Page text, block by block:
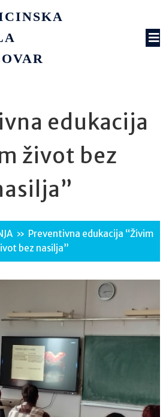
edukacija
život bez
» Preventivna edukacija “Živim
bez nasilja”